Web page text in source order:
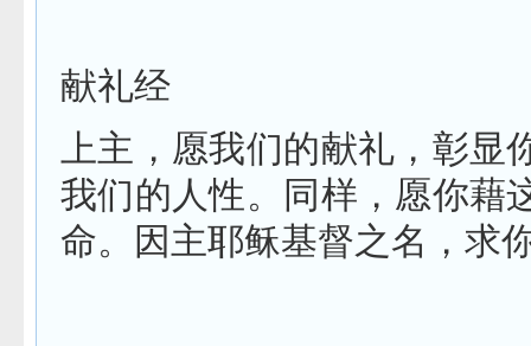
献礼经
上主，愿我们的献礼，彰
我们的人性。同样，愿你藉
命。因主耶稣基督之名，求